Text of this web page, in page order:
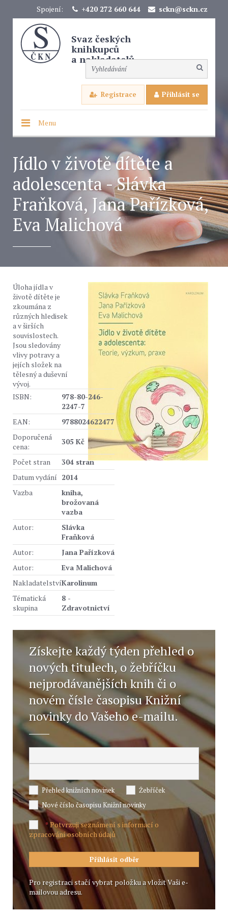
Spojení: +420 272 660 644 sckn@sckn.cz
Svaz českých
knihkupců
a nakladatelů
Registrace Přihlásit se
Menu
Jídlo v životě dítěte a
adolescenta - Slávka
Fraňková, Jana Pařízková,
Eva Malichová
Úloha jídla v
životě dítěte je
zkoumána z
různých hledisek
a v širších
souvislostech.
Jsou sledovány
vlivy potravy a
jejích složek na
tělesný a duševní
vývoj.
ISBN:
978-80-246-
2247-7
EAN:
9788024622477
Doporučená
cena:
305 Kč
Počet stran
304 stran
Datum vydání 2014
Vazba
kniha,
brožovaná
vazba
Autor:
Slávka
Fraňková
Autor:
Jana Pařízková
Autor:
Eva Malichová
NakladatelstvíKarolinum
Tématická
skupina
8 -
Zdravotnictví
Získejte každý týden přehled o
nových titulech, o žebříčku
nejprodávanějších knih či o
novém čísle časopisu Knižní
novinky do Vašeho e-mailu.
Přehled knižních novinek
Žebříček
Nové číslo časopisu Knižní novinky
*Potvrzuji seznámení s informací o
zpracování osobních údajů
Pro registraci stačí vybrat položku a vložit Vaši e-
mailovou adresu.